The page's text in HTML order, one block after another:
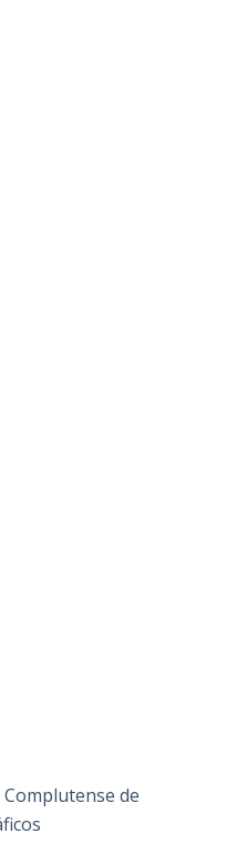
Complutense de